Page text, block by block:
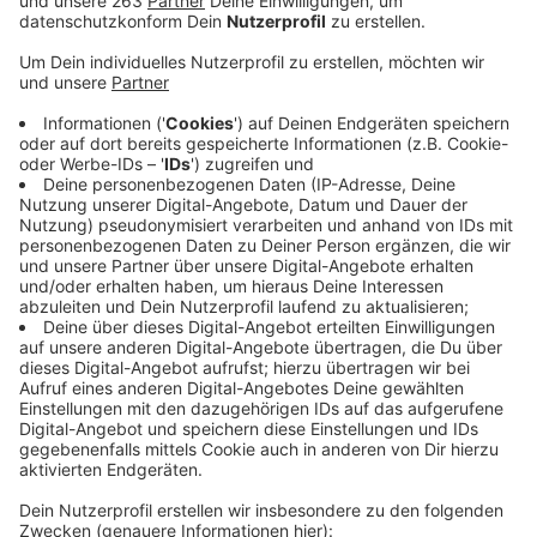
Für die Sanierung von Siegens Stadtmauer gibt es
Zentren“: rund 1,8 Millionen Euro. Das hat die
Bezirksregierung Arnsberg mitgeteilt. Die etwa 1,6
Kilometer lange Mauer wird in insgesamt acht
Bauabschnitten saniert und partiell rekonstruiert. Nach
den Arbeiten in den ersten vier Abschnitten sind die
jetzt bewilligten Gelder für die Fortführung der
Maßnahme in den Bauabschnitten 5 und 6
bestimmt. Die kalkulierten Kosten für diese
Mauerabschnitte liegen bei etwa 2.5 Millionen Euro. 70
Prozent davon werden über die Fördermittel finanziert,
30 Prozent zahlt die Stadt. Mit Gesamtkosten von
etwa 10 Millionen Euro nimmt die Mauersanierung fast
die Hälfte des gesamten Finanzrahmens von ‚Rund um
den Siegberg‘ mit rund 23 Millionen Euro ein.